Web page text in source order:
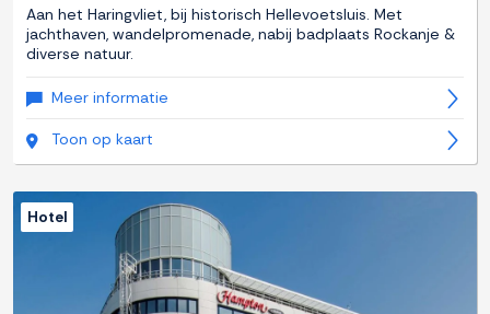
Aan het Haringvliet, bij historisch Hellevoetsluis. Met
jachthaven, wandelpromenade, nabij badplaats Rockanje &
diverse natuur.
Meer informatie
Toon op kaart
Hotel